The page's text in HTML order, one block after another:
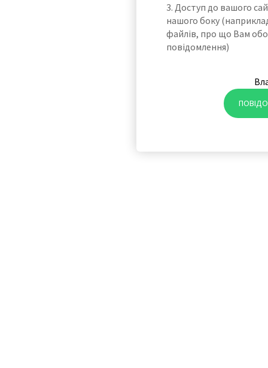
3. Доступ до вашого
нашого боку
файлів, про що Вам
повідомлення)